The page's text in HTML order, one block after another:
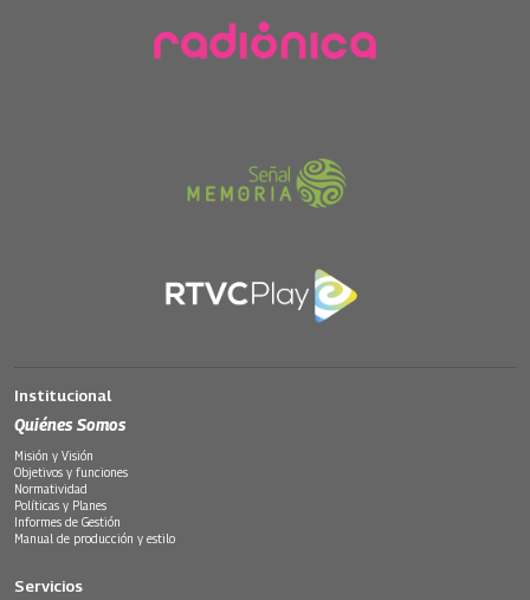
Institucional
Quiénes Somos
Misión y Visión
Objetivos y funciones
Normatividad
Políticas y Planes
Informes de Gestión
Manual de producción y estilo
Servicios